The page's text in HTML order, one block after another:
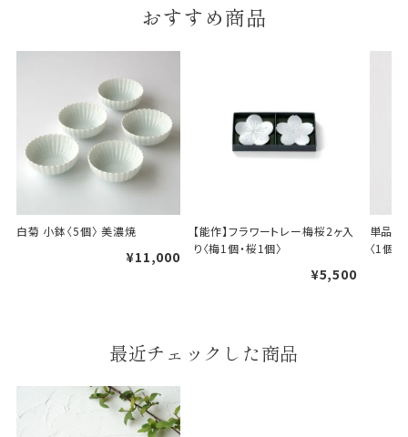
おすすめ商品
白菊 小鉢〈5個〉 美濃焼
¥11,000
【能作】フラワートレー梅桜2ヶ入
り〈梅1個・桜1個〉
¥5,500
単品 さ
〈1個
最近チェックした商品